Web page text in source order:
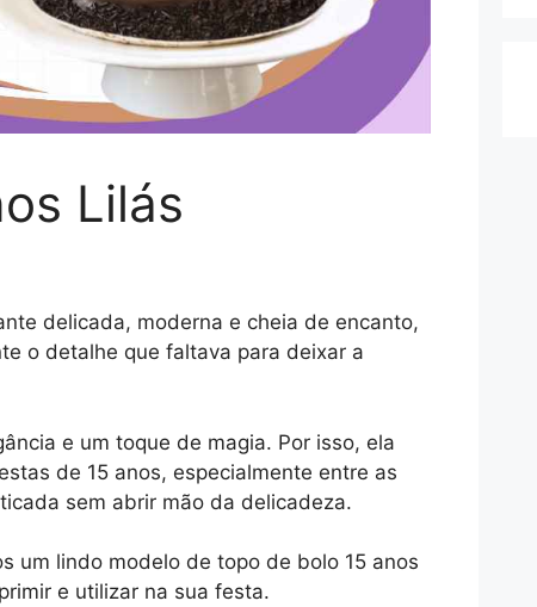
Lilás
delicada, moderna e cheia de encanto,
o detalhe que faltava para deixar a
e um toque de magia. Por isso, ela
de 15 anos, especialmente entre as
sem abrir mão da delicadeza.
um lindo modelo de topo de bolo 15 anos
e utilizar na sua festa.